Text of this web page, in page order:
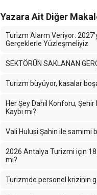
Yazara Ait Diğer
Turizm Alarm Veriyor:
Gerçeklerle Yüzleşmeliyiz
SEKTÖRÜN SAKLANAN
Turizm büyüyor, kasalar
Her Şey Dahil Konforu,
Kaybı mı?
Vali Hulusi Şahin ile samimi
2026 Antalya Turizmi için
mi?
Turizmde personel krizinin